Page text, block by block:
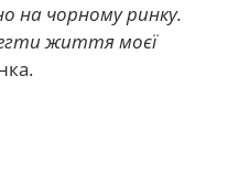
на чорному ринку.
життя моєї